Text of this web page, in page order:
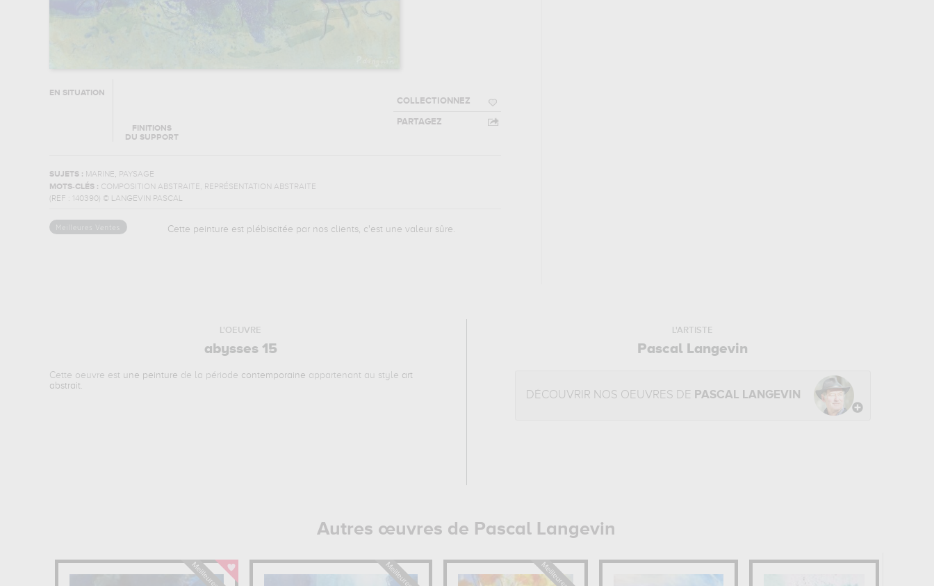
EN SITUATION
FINITIONS
DU SUPPORT
COLLECTIONNEZ
PARTAGEZ
SUJETS : MARINE, PAYSAGE
MOTS-CLÉS : COMPOSITION ABSTRAITE, REPRÉSENTATION ABSTRAITE
(REF :
140390) © LANGEVIN PASCAL
Cette peinture est plébiscitée par nos clients, c'est une valeur sûre.
L'OEUVRE
abysses 15
Cette oeuvre est une peinture de la période contemporaine appartenant au style art
abstrait.
L'ARTISTE
Pascal Langevin
DÉCOUVRIR NOS OEUVRES DE PASCAL LANGEVIN
Autres œuvres de Pascal Langevin